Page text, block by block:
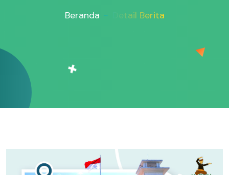
Beranda Detail Berita